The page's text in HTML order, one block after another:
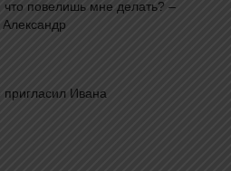
что повелишь мне делать? –
пригласил Ивана